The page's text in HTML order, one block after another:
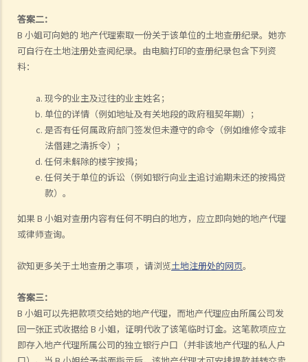
答案二：
B 小姐可向她的 地产代理索取一份关于该单位的土地查册纪录。她亦
可自行在土地注册处查阅纪录。由电脑打印的查册纪录包含下列资
料：
现今的业主及过往的业主姓名；
单位的详情（例如地址及有关地段的政府租契年期）；
是否有任何属政府部门签发但未遵守的命令（例如维修令或非
法僭建之清拆令）；
任何未解除的楼宇按揭；
任何关于单位的诉讼（例如银行向业主追讨逾期未还的按揭贷
款）。
如果 B 小姐对查册内容有任何不明白的地方，应立即向她的地产代理
或律师查询。
欲知更多关于土地查册之事项 ，请浏览土地注册处的网页。
答案三：
B 小姐可以先把款项交给她的地产代理，而地产代理应由所属公司发
回一张正式收据给 B 小姐，证明代收了该笔临时订金。这笔款项应立
即存入地产代理所属公司的独立银行户口（并非该地产代理的私人户